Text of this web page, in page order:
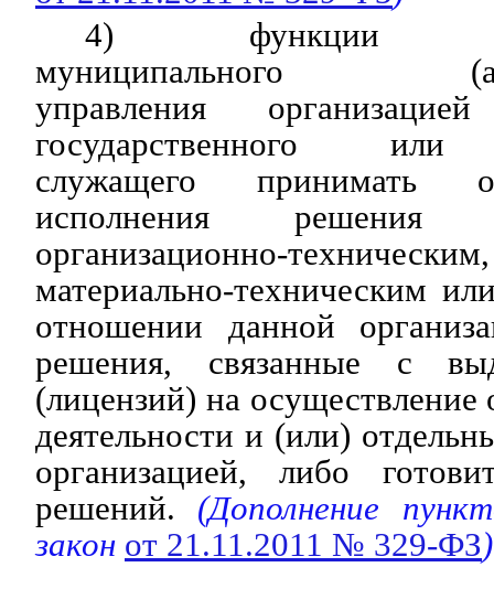
4) функции
муниципального
управления
государственного или
служащего принимать
исполнения
организационно-
материально-техническим
отношении данной
решения, связанные с
(лицензий) на осуществление
деятельности и (или)
организацией, либо
решений. (Дополнение
закон от 21.11.2011 № 329-ФЗ)